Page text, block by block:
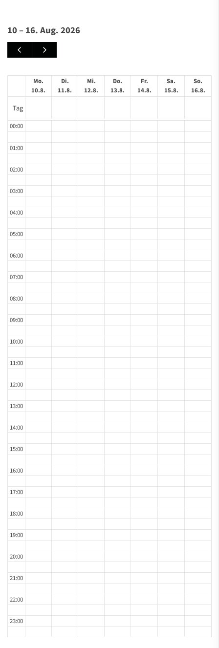
10 – 16. Aug. 2026
Mo.
10.8.
Di.
11.8.
Mi.
12.8.
Do.
13.8.
Fr.
14.8.
Sa.
15.8.
So.
16.8.
Tag
00:00
01:00
02:00
03:00
04:00
05:00
06:00
07:00
08:00
09:00
10:00
11:00
12:00
13:00
14:00
15:00
16:00
17:00
18:00
19:00
20:00
21:00
22:00
23:00